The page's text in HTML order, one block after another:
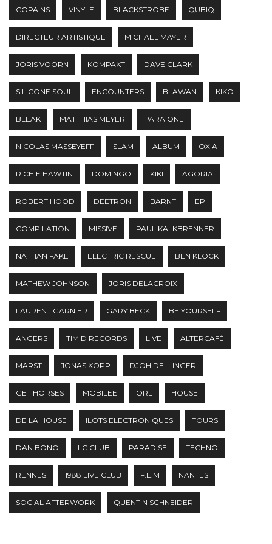
COPAINS VINYLE BLACKSTROBE QUBIQ
DIRECTEUR ARTISTIQUE MICHAEL MAYER
JORIS VOORN KOMPAKT DAVE CLARK
SILICONE SOUL ENCOUNTERS BLAWAN KIKO
BLEAK MATTHIAS MEYER PARA ONE
NICOLAS MASSEYEFF SLAM ALBUM OXIA
RICHIE HAWTIN DOMINGO KIKI AGORIA
ROBERT HOOD DEETRON BARNT EP
COMPILATION MISSIVE PAUL KALKBRENNER
NATHAN FAKE ELECTRIC RESCUE BEN KLOCK
MATHEW JOHNSON JORIS DELACROIX
LAURENT GARNIER GARY BECK BE YOURSELF
ANGERS TIMID RECORDS LIVE ALTERCAFÉ
MARST JONAS KOPP DJOH DELLINGER
GET HORSES MOBILEE ORL HOUSE
DE LA HOUSE ILOTS ELECTRONIQUES TOURS
DAN BONO LC CLUB PARADISE TECHNO
RENNES 1988 LIVE CLUB F.E.M NANTES
SOCIAL AFTERWORK QUENTIN SCHNEIDER